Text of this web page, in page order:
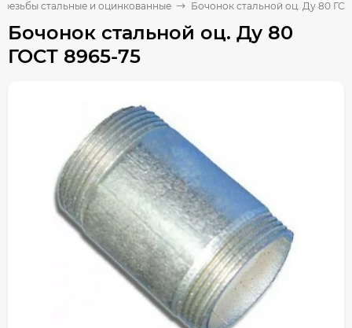
резьбы стальные и оцинкованные Бочонок стальной оц. Ду 80
Бочонок стальной оц. Ду 80
ГОСТ 8965-75